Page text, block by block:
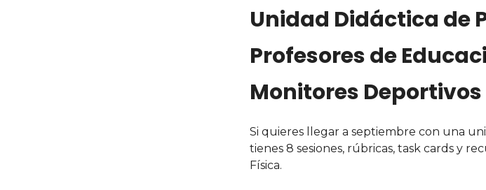
Unidad Didáctica de
Profesores de
Monitores Deportivos
Si quieres llegar a septiembre con una
tienes 8 sesiones, rúbricas, task cards y
Física.